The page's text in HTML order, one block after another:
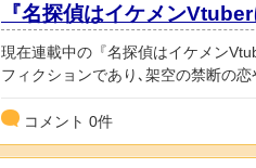
『名探偵はイケメン
現在連載中の『名探偵はイケメン
フィクションであり､架空の禁断の
コメント 0件